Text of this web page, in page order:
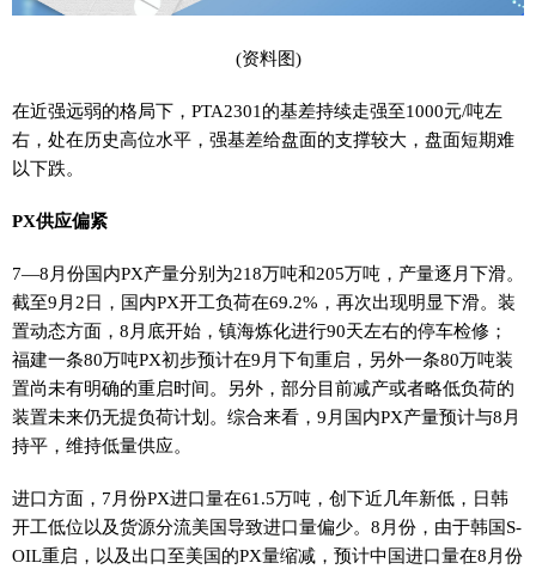
(资料图)
在近强远弱的格局下，PTA2301的基差持续走强至1000元/吨左
右，处在历史高位水平，强基差给盘面的支撑较大，盘面短期难
以下跌。
PX供应偏紧
7—8月份国内PX产量分别为218万吨和205万吨，产量逐月下滑。
截至9月2日，国内PX开工负荷在69.2%，再次出现明显下滑。装
置动态方面，8月底开始，镇海炼化进行90天左右的停车检修；
福建一条80万吨PX初步预计在9月下旬重启，另外一条80万吨装
置尚未有明确的重启时间。另外，部分目前减产或者略低负荷的
装置未来仍无提负荷计划。综合来看，9月国内PX产量预计与8月
持平，维持低量供应。
进口方面，7月份PX进口量在61.5万吨，创下近几年新低，日韩
开工低位以及货源分流美国导致进口量偏少。8月份，由于韩国S-
OIL重启，以及出口至美国的PX量缩减，预计中国进口量在8月份